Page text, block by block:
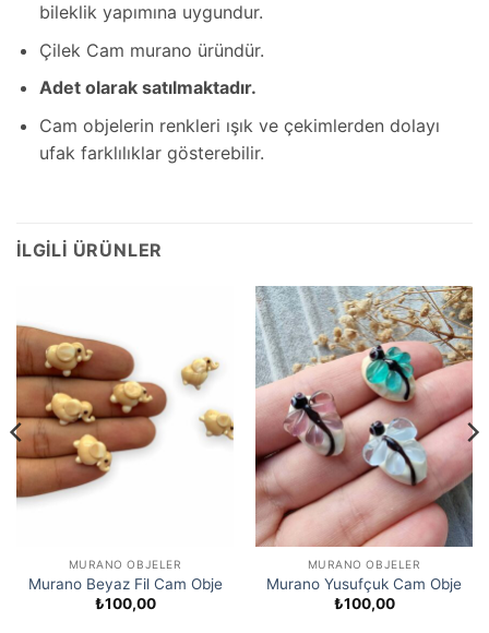
bileklik yapımına uygundur.
Çilek Cam murano üründür.
Adet olarak satılmaktadır.
Cam objelerin renkleri ışık ve çekimlerden dolayı
ufak farklılıklar gösterebilir.
İLGILI ÜRÜNLER
MURANO OBJELER
Murano Beyaz Fil Cam Obje
₺100,00
MURANO OBJELER
Murano Yusufçuk Cam Obje
₺100,00